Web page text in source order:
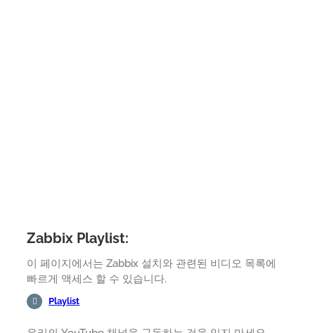
Zabbix Playlist:
이 페이지에서는 Zabbix 설치와 관련된 비디오 목록에
빠르게 액세스 할 수 있습니다.
Playlist